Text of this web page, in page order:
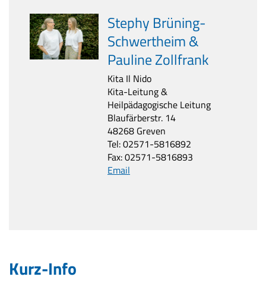
Stephy Brüning-
Schwertheim &
Pauline Zollfrank
Kita Il Nido
Kita-Leitung &
Heilpädagogische Leitung
Blaufärberstr. 14
48268 Greven
Tel: 02571-5816892
Fax: 02571-5816893
Email
Kurz-Info